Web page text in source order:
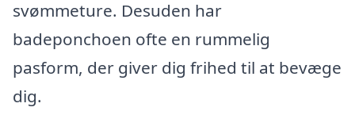
svømmeture. Desuden har
badeponchoen ofte en rummelig
pasform, der giver dig frihed til at bevæge
dig.